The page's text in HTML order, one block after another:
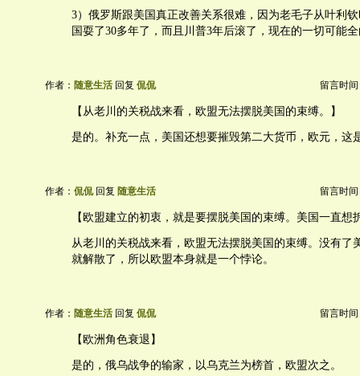
3）俄罗斯跟美国真正改善关系很难，因为老毛子从叶利
国耍了30多年了，而且川普3年后滚了，现在的一切可能
作者： 随意生活 回复 侃侃 留言时间
【从老川的关税战来看，欧盟无法摆脱美国的束缚。】
是的。补充一点，美国还想要摧毁第二大货币，欧元，这
作者： 侃侃回复 随意生活 留言时间
【欧盟建立的初衷，就是要摆脱美国的束缚。美国一直想
从老川的关税战来看，欧盟无法摆脱美国的束缚。没有了
就解散了，所以欧盟本身就是一个悖论。
作者： 随意生活 回复 侃侃 留言时间
【欧洲角色衰退】
是的，俄乌战争的输家，以乌克兰为榜首，欧盟次之。